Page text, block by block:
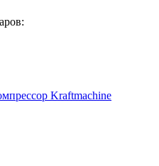
Kraftmaсhine